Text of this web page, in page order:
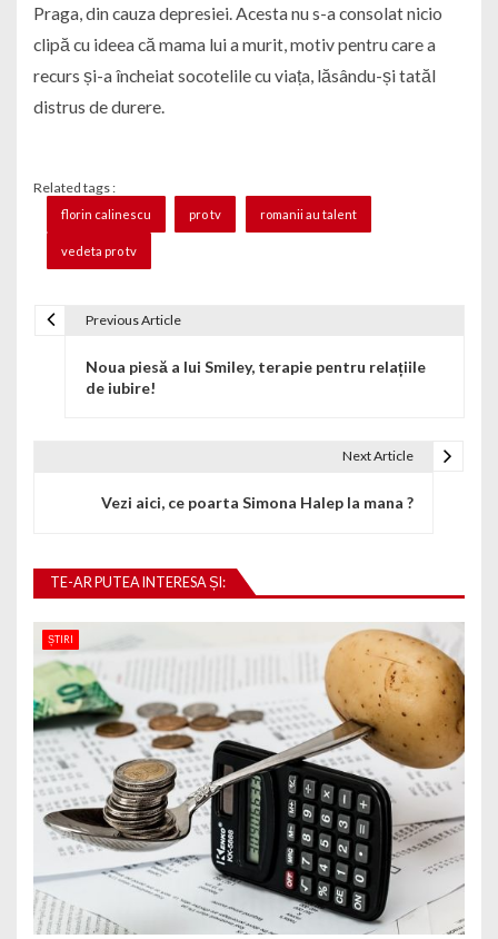
Praga, din cauza depresiei. Acesta nu s-a consolat nicio
clipă cu ideea că mama lui a murit, motiv pentru care a
recurs și-a încheiat socotelile cu viața, lăsându-și tatăl
distrus de durere.
Related tags :
florin calinescu pro tv romanii au talent
vedeta pro tv
Previous Article
Noua piesă a lui Smiley, terapie pentru relațiile
de iubire!
Next Article
Vezi aici, ce poarta Simona Halep la mana ?
TE-AR PUTEA INTERESA ȘI:
ȘTIRI